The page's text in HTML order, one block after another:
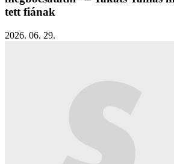
tett fiának
2026. 06. 29.